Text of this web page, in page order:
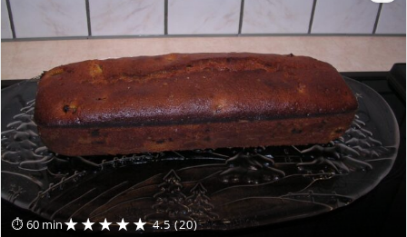
⏱ 60 min★★★★★ 4.5 (20)